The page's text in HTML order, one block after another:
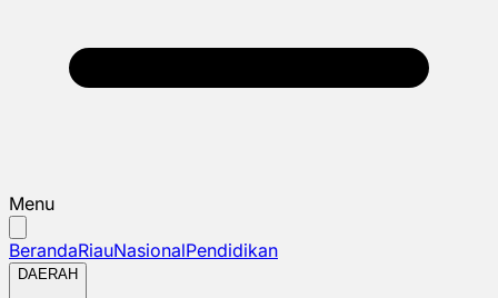
Menu
BerandaRiauNasionalPendidikan
DAERAH